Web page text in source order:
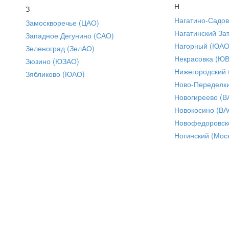
З
Замоскворечье (ЦАО)
Западное Дегунино (САО)
Зеленоград (ЗелАО)
Зюзино (ЮЗАО)
Зябликово (ЮАО)
Н
Нагатино-
Нагатинский
Нагорный
Некрасовка
Ново-
Новогиреево
Новокосино
Ногинский